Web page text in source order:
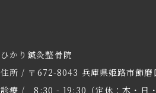
ひかり鍼灸整骨院
住所 / 〒672-8043 兵庫県姫路市飾磨
診療 / 8:30 - 19:30（定休：木・日・